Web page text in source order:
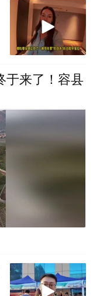
于来了！容县